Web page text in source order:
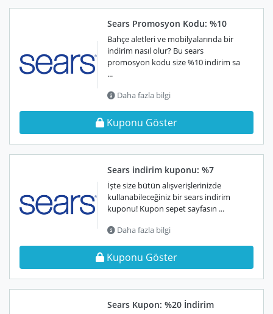
Sears Promosyon Kodu: %10
Bahçe aletleri ve mobilyalarında bir
indirim nasıl olur? Bu sears
promosyon kodu size %10 indirim sa
...
Daha fazla bilgi
Kuponu Göster
Sears indirim kuponu: %7
İşte size bütün alışverişlerinizde
kullanabileceğiniz bir sears indirim
kuponu! Kupon sepet sayfasın ...
Daha fazla bilgi
Kuponu Göster
Sears Kupon: %20 İndirim